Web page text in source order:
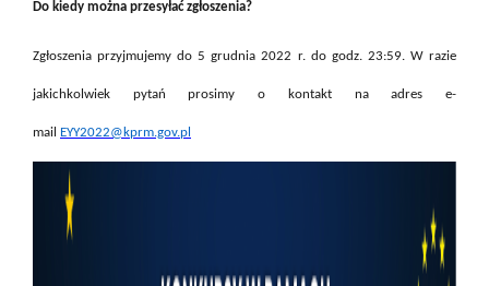
Do kiedy można przesyłać zgłoszenia?
Zgłoszenia przyjmujemy do 5 grudnia 2022 r. do godz. 23:59. W razie
jakichkolwiek pytań prosimy o kontakt na adres e-
mail EYY2022@kprm.gov.pl